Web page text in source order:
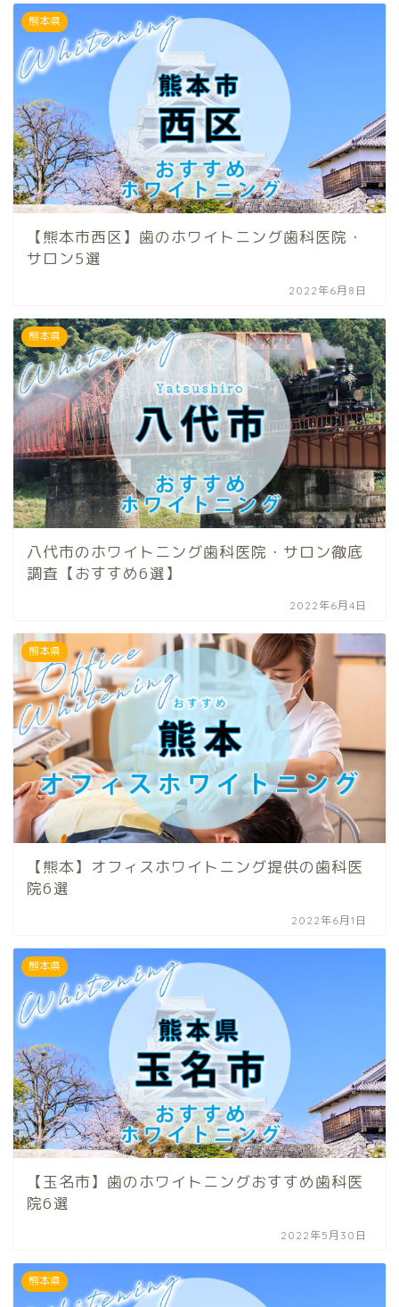
熊本県
【熊本市西区】歯のホワイトニング歯科医院・
サロン5選
2022年6月8日
熊本県
八代市のホワイトニング歯科医院・サロン徹底
調査【おすすめ6選】
2022年6月4日
熊本県
【熊本】オフィスホワイトニング提供の歯科医
院6選
2022年6月1日
熊本県
【玉名市】歯のホワイトニングおすすめ歯科医
院6選
2022年5月30日
熊本県